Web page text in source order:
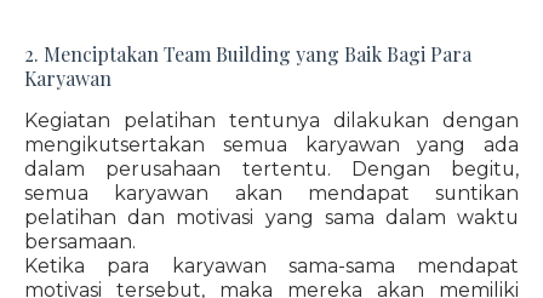
2. Menciptakan Team Building yang Baik Bagi Para
Karyawan
Kegiatan pelatihan tentunya dilakukan dengan
mengikutsertakan semua karyawan yang ada
dalam perusahaan tertentu. Dengan begitu,
semua karyawan akan mendapat suntikan
pelatihan dan motivasi yang sama dalam waktu
bersamaan.
Ketika para karyawan sama-sama mendapat
motivasi tersebut, maka mereka akan memiliki